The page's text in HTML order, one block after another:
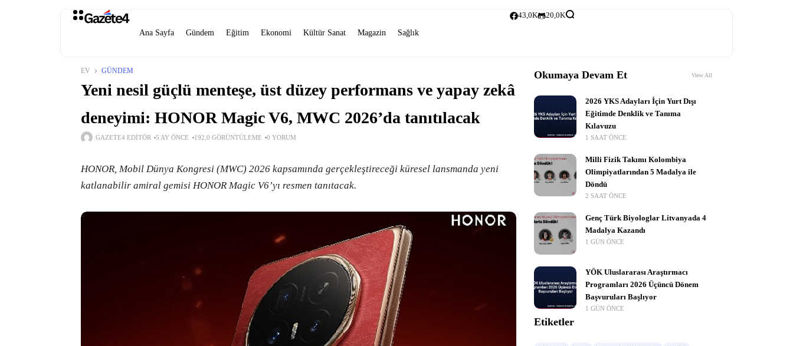
Ana Sayfa Gündem Eğitim Ekonomi Kültür Sanat Magazin Sağlık
43,0K 20,0K
EV GÜNDEM
Yeni nesil güçlü menteşe, üst düzey performans ve yapay zekâ
deneyimi: HONOR Magic V6, MWC 2026’da tanıtılacak
GAZETE4 EDITÖR 5 AY ÖNCE 192,0 GÖRÜNTÜLEME 0 YORUM
HONOR, Mobil Dünya Kongresi (MWC) 2026 kapsamında gerçekleştireceği küresel lansmanda yeni
katlanabilir amiral gemisi HONOR Magic V6’yı resmen tanıtacak.
Okumaya Devam Et View All
2026 YKS Adayları İçin Yurt Dışı
Eğitimde Denklik ve Tanıma
Kılavuzu
1 SAAT ÖNCE
Milli Fizik Takımı Kolombiya
Olimpiyatlarından 5 Madalya ile
Döndü
2 SAAT ÖNCE
Genç Türk Biyologlar Litvanyada 4
Madalya Kazandı
1 GÜN ÖNCE
YÖK Uluslararası Araştırmacı
Programları 2026 Üçüncü Dönem
Başvuruları Başlıyor
1 GÜN ÖNCE
Etiketler